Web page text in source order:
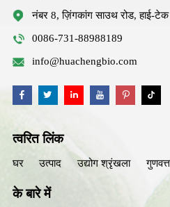
नंबर 8, ज़िंगकांग साउथ रोड, हाई-टेक
0086-731-88988189
info@huachengbio.com
त्वरित लिंक
घर उत्पाद उद्योग श्रृंखला
के बारे में